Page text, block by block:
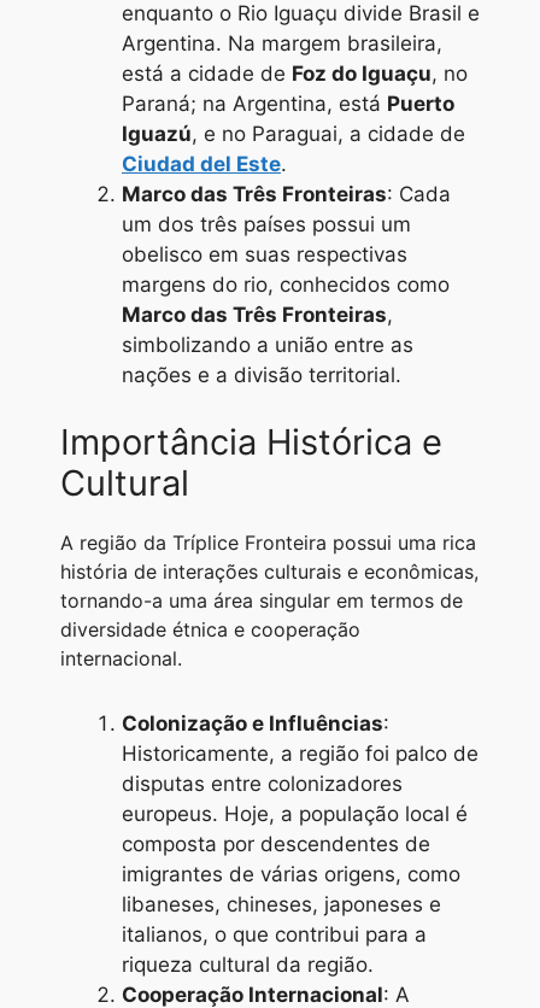
enquanto o Rio Iguaçu divide Brasil e
Argentina. Na margem brasileira,
está a cidade de Foz do Iguaçu, no
Paraná; na Argentina, está Puerto
Iguazú, e no Paraguai, a cidade de
Ciudad del Este.
Marco das Três Fronteiras: Cada
um dos três países possui um
obelisco em suas respectivas
margens do rio, conhecidos como
Marco das Três Fronteiras,
simbolizando a união entre as
nações e a divisão territorial.
Importância Histórica e
Cultural
A região da Tríplice Fronteira possui uma rica
história de interações culturais e econômicas,
tornando-a uma área singular em termos de
diversidade étnica e cooperação
internacional.
Colonização e Influências:
Historicamente, a região foi palco de
disputas entre colonizadores
europeus. Hoje, a população local é
composta por descendentes de
imigrantes de várias origens, como
libaneses, chineses, japoneses e
italianos, o que contribui para a
riqueza cultural da região.
Cooperação Internacional: A